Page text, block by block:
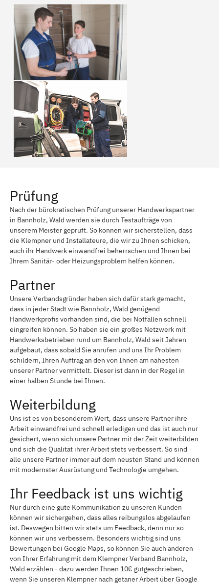
Prüfung
Nach der bürokratischen Prüfung unserer Handwerkspartner
in Bannholz, Wald werden sie durch Testaufträge von
unserem Meister geprüft. So können wir sicherstellen, dass
die Klempner und Installateure, die wir zu Ihnen schicken,
auch ihr Handwerk einwandfrei beherrschen und Ihnen bei
Ihrem Sanitär- oder Heizungsproblem helfen können.
Partner
Unsere Verbandsgründer haben sich dafür stark gemacht,
dass in jeder Stadt wie Bannholz, Wald genügend
Handwerkprofis vorhanden sind, die bei Notfällen schnell
eingreifen können. So haben sie ein großes Netzwerk mit
Handwerksbetrieben rund um Bannholz, Wald seit Jahren
aufgebaut, dass sobald Sie anrufen und uns Ihr Problem
schildern, Ihren Auftrag an den von Ihnen am nähesten
unserer Partner vermittelt. Dieser ist dann in der Regel in
einer halben Stunde bei Ihnen.
Weiterbildung
Uns ist es von besonderem Wert, dass unsere Partner ihre
Arbeit einwandfrei und schnell erledigen und das ist auch nur
gesichert, wenn sich unsere Partner mit der Zeit weiterbilden
und sich die Qualität ihrer Arbeit stets verbessert. So sind
alle unsere Partner immer auf dem neusten Stand und können
mit modernster Ausrüstung und Technologie umgehen.
Ihr Feedback ist uns wichtig
Nur durch eine gute Kommunikation zu unseren Kunden
können wir sichergehen, dass alles reibungslos abgelaufen
ist. Deswegen bitten wir stets um Feedback, denn nur so
können wir uns verbessern. Besonders wichtig sind uns
Bewertungen bei Google Maps, so können Sie auch anderen
von Ihrer Erfahrung mit dem Klempner Verband Bannholz,
Wald erzählen - dazu werden Ihnen 10€ gutgeschrieben,
wenn Sie unseren Klempner nach getaner Arbeit über Google